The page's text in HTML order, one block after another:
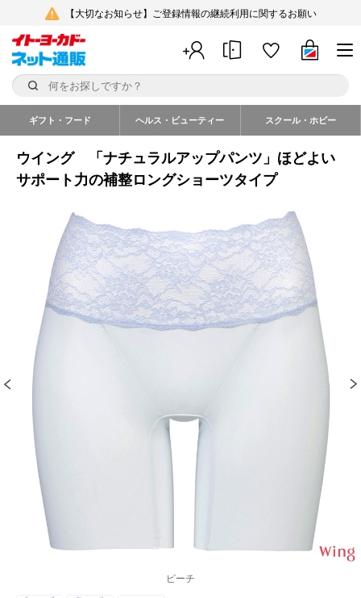
【大切なお知らせ】ご登録情報の継続利用に関するお願い
ギフト・フード ヘルス・ビューティー スクール・ホビー
ウイング 「ナチュラルアップパンツ」ほどよい
サポート力の補整ロングショーツタイプ
ピーチ